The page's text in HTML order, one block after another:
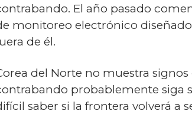
El año pasado
monitoreo electrónico
de él.
del Norte no muestra
probablemente siga
saber si la frontera volverá a